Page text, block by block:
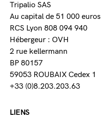
Tripalio SAS
Au capital de 51 000 euros
RCS Lyon 808 094 940
Hébergeur : OVH
2 rue kellermann
BP 80157
59053 ROUBAIX Cedex 1
+33 (0)8.203.203.63
LIENS